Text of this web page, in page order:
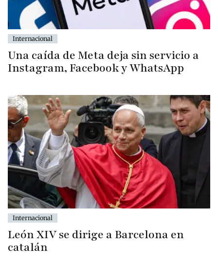
Internacional
Una caída de Meta deja sin servicio a
Instagram, Facebook y WhatsApp
Internacional
León XIV se dirige a Barcelona en
catalán